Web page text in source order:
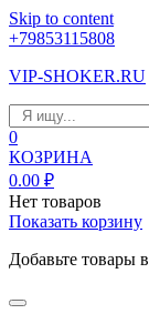
Skip to content
+79853115808
VIP-SHOKER.RU
0
КОЗРИНА
0.00 ₽
Нет товаров
Показать корзину
Добавьте товары